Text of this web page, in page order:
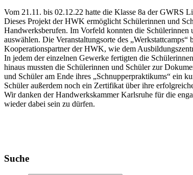
Vom 21.11. bis 02.12.22 hatte die Klasse 8a der GWRS
Dieses Projekt der HWK ermöglicht Schülerinnen und
Handwerksberufen. Im Vorfeld konnten die Schülerinnen
auswählen. Die Veranstaltungsorte des
Kooperationspartner der HWK, wie dem
In jedem der einzelnen Gewerke fertigten die
hinaus mussten die Schülerinnen und Schüler zur
und Schüler am Ende ihres „Schnupperpraktikums“ ein
Schüler außerdem noch ein Zertifikat über ihre
Wir danken der Handwerkskammer Karlsruhe für die
wieder dabei sein zu dürfen.
Suche